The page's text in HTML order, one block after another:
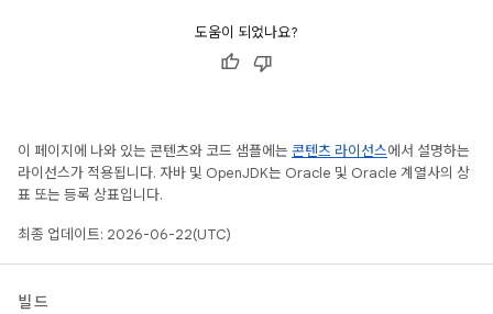
도움이 되었나요?
이 페이지에 나와 있는 콘텐츠와 코드 샘플에는 콘텐츠 라이선스에서 설명하는
라이선스가 적용됩니다. 자바 및 OpenJDK는 Oracle 및 Oracle 계열사의 상
표 또는 등록 상표입니다.
최종 업데이트: 2026-06-22(UTC)
빌드